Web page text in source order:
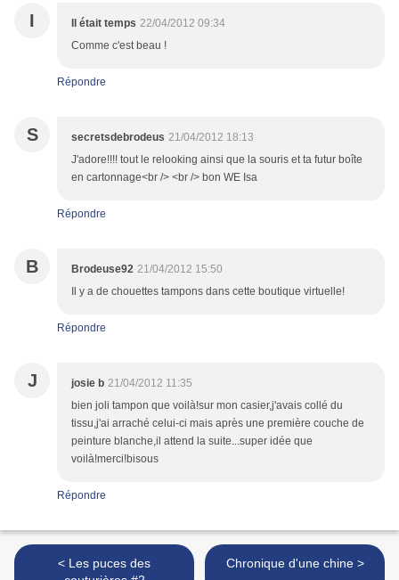
I Il était temps 22/04/2012 09:34
Comme c'est beau !
Répondre
S secretsdebrodeus 21/04/2012 18:13
J'adore!!!! tout le relooking ainsi que la souris et ta futur boîte
en cartonnage<br /> <br /> bon WE Isa
Répondre
B Brodeuse92 21/04/2012 15:50
Il y a de chouettes tampons dans cette boutique virtuelle!
Répondre
J josie b 21/04/2012 11:35
bien joli tampon que voilà!sur mon casier,j'avais collé du
tissu,j'ai arraché celui-ci mais après une première couche de
peinture blanche,il attend la suite...super idée que
voilà!merci!bisous
Répondre
< Les puces des
Chronique d'une chine >